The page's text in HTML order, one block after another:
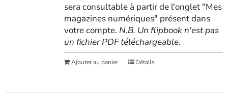
sera consultable à partir de l'onglet "Mes
magazines numériques" présent dans
votre compte. N.B. Un flipbook n'est pas
un fichier PDF téléchargeable.
Ajouter au panier Détails